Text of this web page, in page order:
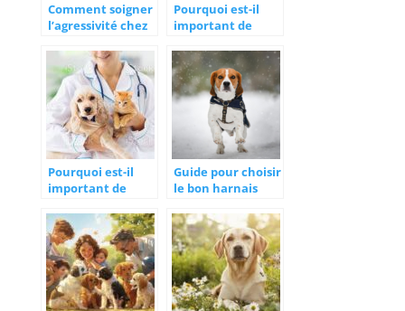
Comment soigner
l’agressivité chez
Pourquoi est-il
important de
croquettes sans
céréales pour son
chien ?
Pourquoi est-il
important de
chien et son chat
?
Guide pour choisir
le bon harnais